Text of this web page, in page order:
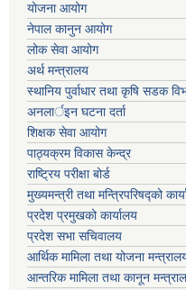
योजना आयोग
नेपाल कानुन आयोग
लोक सेवा आयोग
अर्थ मन्त्रालय
स्थानिय पुर्वाधार तथा कृषि सडक
अनलार्इन घटना दर्ता
शिक्षक सेवा आयोग
पाठ्यक्रम विकास केन्द्र
राष्ट्रिय परीक्षा बोर्ड
मुख्यमन्त्री तथा मन्त्रिपरिषद्को
प्रदेश प्रमुखको कार्यालय
प्रदेश सभा सचिवालय
आर्थिक मामिला तथा योजना
आन्तरिक मामिला तथा कानून